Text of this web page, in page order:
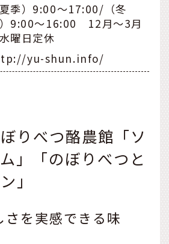
夏季）9:00～17:00/（冬
9:00～16:00 12月～3月
曜日定休
yu-shun.info/
りべつ酪農館「ソ
」「のぼりべつと
」
さを実感できる味